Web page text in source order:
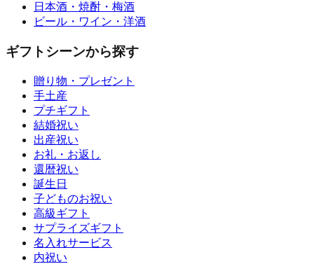
日本酒・焼酎・梅酒
ビール・ワイン・洋酒
ギフトシーンから探す
贈り物・プレゼント
手土産
プチギフト
結婚祝い
出産祝い
お礼・お返し
還暦祝い
誕生日
子どものお祝い
高級ギフト
サプライズギフト
名入れサービス
内祝い